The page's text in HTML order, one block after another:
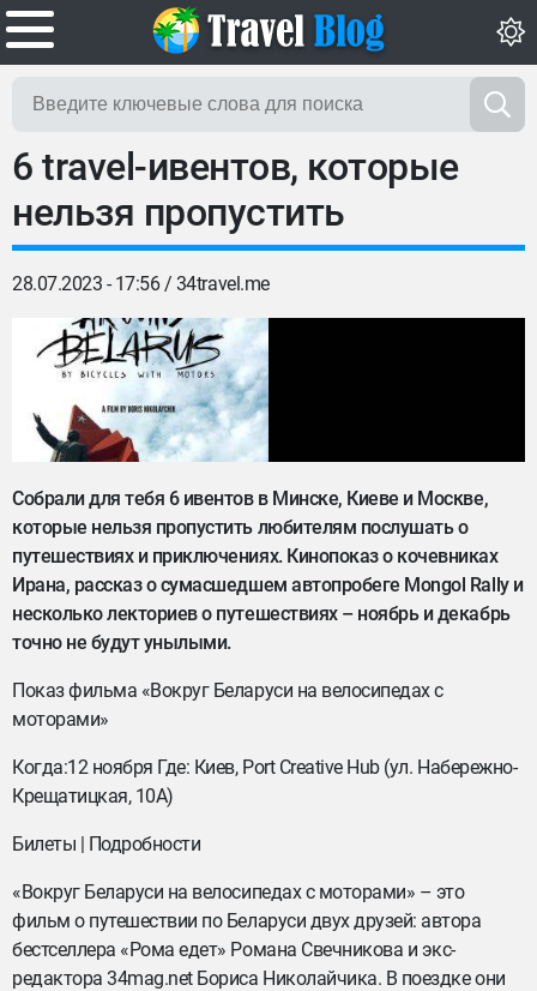
6 travel-ивентов, которые
нельзя пропустить
28.07.2023 - 17:56 / 34travel.me
Собрали для тебя 6 ивентов в Минске, Киеве и Москве,
которые нельзя пропустить любителям послушать о
путешествиях и приключениях. Кинопоказ о кочевниках
Ирана, рассказ о сумасшедшем автопробеге Mongol Rally и
несколько лекториев о путешествиях – ноябрь и декабрь
точно не будут унылыми.
Показ фильма «Вокруг Беларуси на велосипедах с
моторами»
Когда:12 ноября Где: Киев, Port Creative Hub (ул. Набережно-
Крещатицкая, 10А)
Билеты | Подробности
«Вокруг Беларуси на велосипедах с моторами» – это
фильм о путешествии по Беларуси двух друзей: автора
бестселлера «Рома едет» Романа Свечникова и экс-
редактора 34mag.net Бориса Николайчика. В поездке они